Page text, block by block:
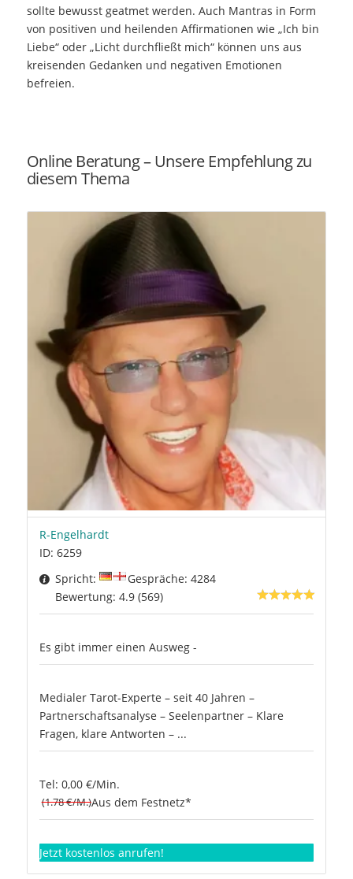
sollte bewusst geatmet werden. Auch Mantras in Form
von positiven und heilenden Affirmationen wie „Ich bin
Liebe“ oder „Licht durchfließt mich“ können uns aus
kreisenden Gedanken und negativen Emotionen
befreien.
Online Beratung – Unsere Empfehlung zu
diesem Thema
R-Engelhardt
ID: 6259
Spricht:
Gespräche: 4284
Bewertung: 4.9 (569)
Es gibt immer einen Ausweg -
Medialer Tarot-Experte – seit 40 Jahren –
Partnerschaftsanalyse – Seelenpartner – Klare
Fragen, klare Antworten – ...
Tel: 0,00 €/Min.
(1.78 €/M.)Aus dem Festnetz*
Jetzt kostenlos anrufen!